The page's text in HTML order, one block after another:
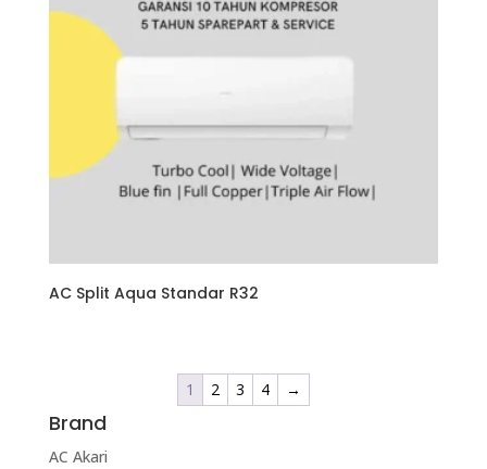
AC Split Aqua Standar R32
1 2 3 4 →
Brand
AC Akari